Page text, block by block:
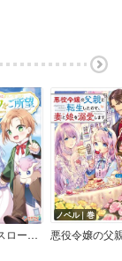
第3王子はスローライフをご所望
ノベル｜巻